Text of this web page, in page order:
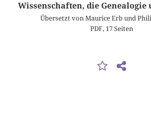
Wissenschaften, die Genealogie
Übersetzt von Maurice Erb und
PDF, 17 Seiten